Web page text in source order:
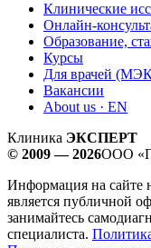
Клинические
Онлайн-
Образование,
Курсы
Для врачей
Вакансии
About us · EN
Клиника ЭКСПЕРТ
© 2009 — 2026ООО
Информация на сайте
является публичной
занимайтесь
специалиста.